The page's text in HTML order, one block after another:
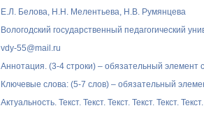
Е.Л. Белова, Н.Н. Мелентьева, Н.В. Румянцева
Вологодский государственный педагогический
vdy-55@mail.ru
Аннотация. (3-4 строки) – обязательный элемент
Ключевые слова: (5-7 слов) – обязательный
Актуальность. Текст. Текст. Текст. Текст. Текст.